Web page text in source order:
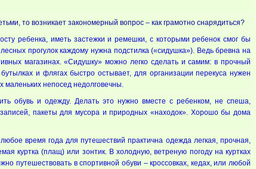
то возникает закономерный вопрос – как грамотно снарядиться?
ребенка, иметь застежки и ремешки, с которыми ребенок смог бы
прогулок каждому нужна подстилка («сидушка»). Ведь бревна на
магазинах. «Сидушку» можно легко сделать и самим: в прочный
и флягах быстро остывает, для организации перекуса нужен
непосед недолговечны.
обувь и одежду. Делать это нужно вместе с ребенком, не спеша,
пакеты для мусора и природных «находок». Хорошо бы дома
время года для путешествий практична одежда легкая, прочная,
куртка (плащ) или зонтик. В холодную, ветреную погоду на куртках
путешествовать в спортивной обуви – кроссовках, кедах, или любой